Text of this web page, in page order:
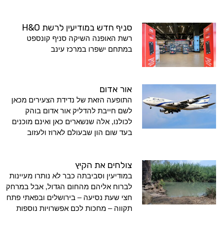
סניף חדש במודיעין לרשת H&O
רשת האופנה השיקה סניף קונספט
במתחם ישפרו במרכז עינב
אור אדום
התופעה הזאת של נדידת הצעירים מכאן
לשם חייבת להדליק אור אדום בוהק
לכולנו, אלה שנשארים כאן ואינם מוכנים
בעד שום הון שבעולם לארוז ולעזוב
צולחים את הקיץ
במודיעין וסביבתה כבר לא נותרו מעיינות
לברוח אליהם מהחום הגדול, אבל במרחק
חצי שעת נסיעה – בירושלים ובפאתי פתח
תקווה – מחכות לכם אפשרויות נוספות